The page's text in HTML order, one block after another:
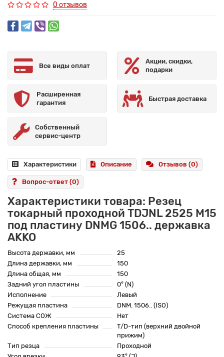
0 отзывов
Все виды оплат
Акции, скидки,
подарки
Расширенная
гарантия
Быстрая доставка
Собственный
сервис-центр
Характеристики Описание Отзывов (0)
Вопрос-ответ (0)
Характеристики товара: Резец
токарный проходной TDJNL 2525 M15
под пластину DNMG 1506.. державка
AKKO
Высота державки, мм
25
Длина державки, мм
150
Длина общая, мм
150
Задний угол пластины
0° (N)
Исполнение
Левый
Режущая пластина
DNM. 1506.. (ISO)
Система СОЖ
Нет
Способ крепления пластины
T/D-тип (верхний двойной
прижим)
Тип резца
Проходной